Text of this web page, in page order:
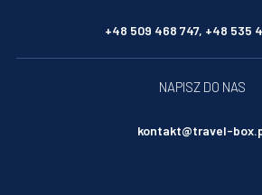
+48 509 468 747, +48 535
NAPISZ DO NAS
kontakt@travel-